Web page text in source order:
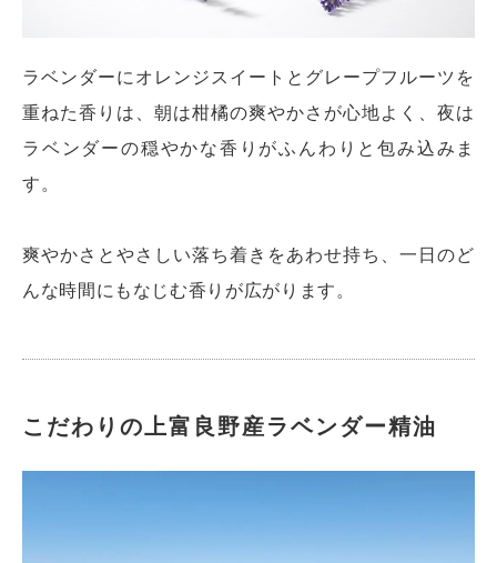
ラベンダーにオレンジスイートとグレープフルーツを
重ねた香りは、朝は柑橘の爽やかさが心地よく、夜は
ラベンダーの穏やかな香りがふんわりと包み込みま
す。
爽やかさとやさしい落ち着きをあわせ持ち、一日のど
んな時間にもなじむ香りが広がります。
こだわりの上富良野産ラベンダー精油